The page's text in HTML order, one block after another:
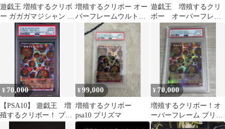
遊戯王 増殖するクリボ
ー ガガガマジシャン 2
枚セット オーバーフ
レーム
増殖するクリボー オー
バーフレームウルトラ
遊戯王 増殖するクリ
ボー オーバーフレー
¥ 70,000
【PSA10】 遊戯王 増
殖するクリボー！ プリ
¥99,000
増殖するクリボー
psa10 プリズマ
¥ 70,000
増殖するクリボー！オ
ーバーフレーム プリズ
マティックシークレッ